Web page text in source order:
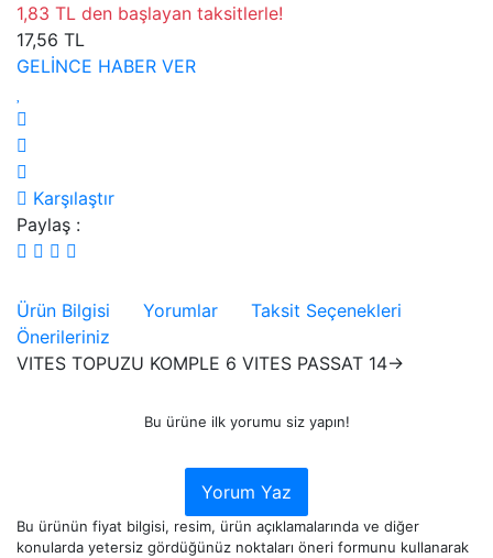
1,83 TL den başlayan taksitlerle!
17,56 TL
GELİNCE HABER VER
Karşılaştır
Paylaş :
Ürün Bilgisi Yorumlar
Taksit Seçenekleri
Önerileriniz
VITES TOPUZU KOMPLE 6 VITES PASSAT 14->
Bu ürüne ilk yorumu siz yapın!
Yorum Yaz
Bu ürünün fiyat bilgisi, resim, ürün açıklamalarında ve diğer
konularda yetersiz gördüğünüz noktaları öneri formunu kullanarak